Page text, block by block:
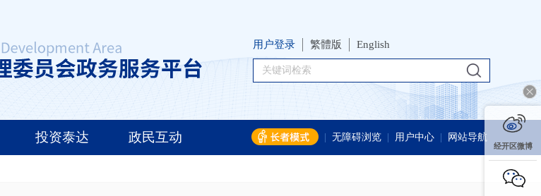
用户登录 繁體版 English
投资泰达 政民互动 无障碍浏览 用户中心 网站导航
经开区微博